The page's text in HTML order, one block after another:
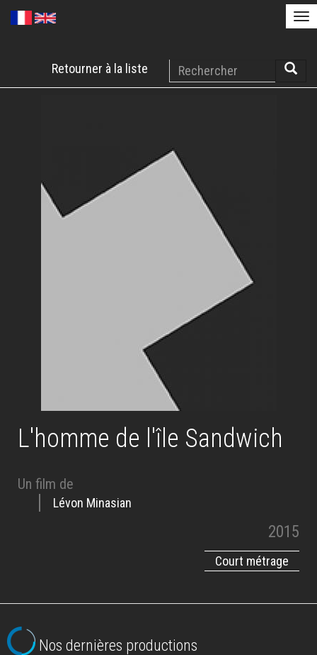
contenu
Retourner à la liste
Rechercher
L'homme de l'île Sandwich
Un film de
Lévon Minasian
2015
Court métrage
Nos dernières productions